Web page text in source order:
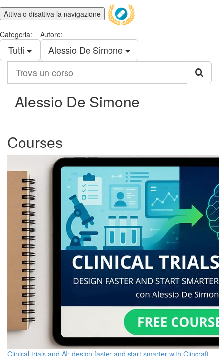
Attiva o disattiva la navigazione
Categoria:
Tutti
Autore:
Alessio De Simone
corso
Alessio De Simone
Courses
Clinical trials and AI: design faster and start smarter with Clincraft